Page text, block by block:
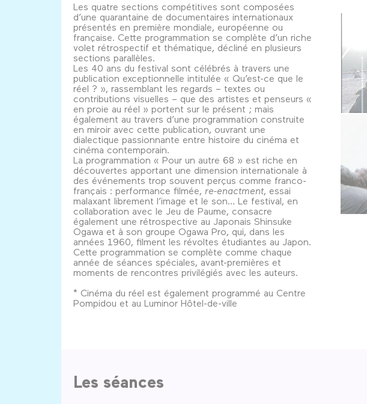
Les quatre sections compétitives sont composées
d’une quarantaine de documentaires internationaux
présentés en première mondiale, européenne ou
française. Cette programmation se complète d’un riche
volet rétrospectif et thématique, décliné en plusieurs
sections parallèles.
Les 40 ans du festival sont célébrés à travers une
publication exceptionnelle intitulée « Qu’est-ce que le
réel ? », rassemblant les regards – textes ou
contributions visuelles – que des artistes et penseurs «
en proie au réel » portent sur le présent ; mais
également au travers d’une programmation construite
en miroir avec cette publication, ouvrant une
dialectique passionnante entre histoire du cinéma et
cinéma contemporain.
La programmation « Pour un autre 68 » est riche en
découvertes apportant une dimension internationale à
des événements trop souvent perçus comme franco-
français : performance filmée, re-enactment, essai
malaxant librement l’image et le son… Le festival, en
collaboration avec le Jeu de Paume, consacre
également une rétrospective au Japonais Shinsuke
Ogawa et à son groupe Ogawa Pro, qui, dans les
années 1960, filment les révoltes étudiantes au Japon.
Cette programmation se complète comme chaque
année de séances spéciales, avant-premières et
moments de rencontres privilégiés avec les auteurs.
* Cinéma du réel est également programmé au Centre
Pompidou et au Luminor Hôtel-de-ville
Les séances